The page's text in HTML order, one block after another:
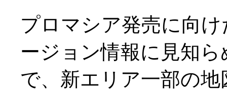
プロマシア発売に向
ージョン情報に見知
で、新エリア一部の